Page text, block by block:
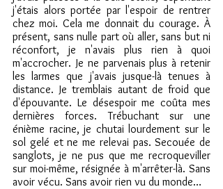
j'étais alors portée par l'espoir de rentrer
chez moi. Cela me donnait du courage. À
présent, sans nulle part où aller, sans but ni
réconfort, je n'avais plus rien à quoi
m'accrocher. Je ne parvenais plus à retenir
les larmes que j'avais jusque-là tenues à
distance. Je tremblais autant de froid que
d'épouvante. Le désespoir me coûta mes
dernières forces. Trébuchant sur une
énième racine, je chutai lourdement sur le
sol gelé et ne me relevai pas. Secouée de
sanglots, je ne pus que me recroqueviller
sur moi-même, résignée à m'arrêter-là. Sans
avoir vécu. Sans avoir rien vu du monde…